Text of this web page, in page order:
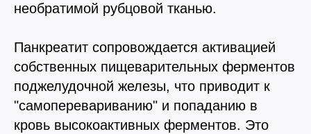
необратимой рубцовой тканью.
Панкреатит сопровождается активацией
собственных пищеварительных ферментов
поджелудочной железы, что приводит к
"самоперевариванию" и попаданию в
кровь высокоактивных ферментов. Это